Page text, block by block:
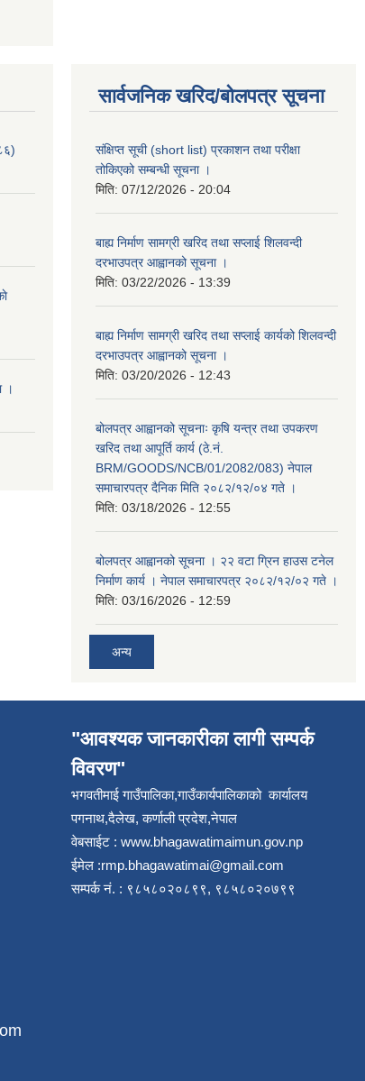
।
सार्वजनिक खरिद/बोलपत्र सूचना
संक्षिप्त सूची (short list) प्रकाशन तथा परीक्षा
तोकिएको सम्बन्धी सूचना ।
मिति: 07/12/2026 - 20:04
बाह्य निर्माण सामग्री खरिद तथा सप्लाई शिलवन्दी
दरभाउपत्र आह्वानको सूचना ।
मिति: 03/22/2026 - 13:39
बाह्य निर्माण सामग्री खरिद तथा सप्लाई कार्यको शिलवन्दी
दरभाउपत्र आह्वानको सूचना ।
मिति: 03/20/2026 - 12:43
बोलपत्र आह्वानको सूचनाः कृषि यन्त्र तथा उपकरण
खरिद तथा आपूर्ति कार्य (ठे.नं.
BRM/GOODS/NCB/01/2082/083) नेपाल
समाचारपत्र दैनिक मिति २०८२/१२/०४ गते ।
मिति: 03/18/2026 - 12:55
बोलपत्र आह्वानको सूचना । २२ वटा ग्रिन हाउस टनेल
निर्माण कार्य । नेपाल समाचारपत्र २०८२/१२/०२ गते ।
मिति: 03/16/2026 - 12:59
अन्य
"आवश्यक जानकारीका लागी सम्पर्क
विवरण"
भगवतीमाई गाउँपालिका,गाउँकार्यपालिकाको कार्यालय
पगनाथ,दैलेख, कर्णाली प्रदेश,नेपाल
वेबसाईट : www.bhagawatimaimun.gov.np
ईमेल :rmp.bhagawatimai@gmail.com
सम्पर्क नं. : ९८५८०२०८९९, ९८५८०२०७९९